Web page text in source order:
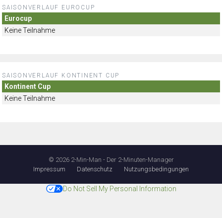
SAISONVERLAUF EUROCUP
Eurocup
Keine Teilnahme
SAISONVERLAUF KONTINENT CUP
Kontinent Cup
Keine Teilnahme
© 2026 2-Min-Man - Der 2-Minuten-Manager
Impressum
Datenschutz Nutzungsbedingungen
Do Not Sell My Personal Information